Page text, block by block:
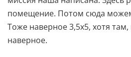
помещение. Потом сюда
Тоже наверное 3,5х5, хотя там,
наверное.